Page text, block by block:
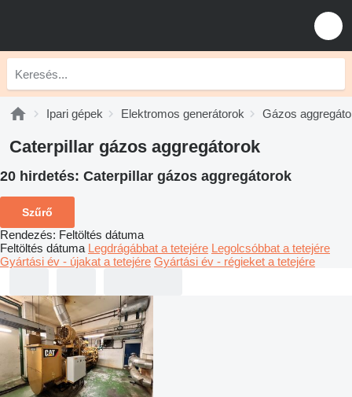
Ipari gépek Elektromos generátorok Gázos
Caterpillar gázos aggregátorok
20 hirdetés: Caterpillar gázos aggregátorok
Szűrő
Rendezés: Feltöltés dátuma
Feltöltés dátuma Legdrágábbat a tetejére Legolcsóbbat a tetejére
Gyártási év - újakat a tetejére Gyártási év - régieket a tetejére